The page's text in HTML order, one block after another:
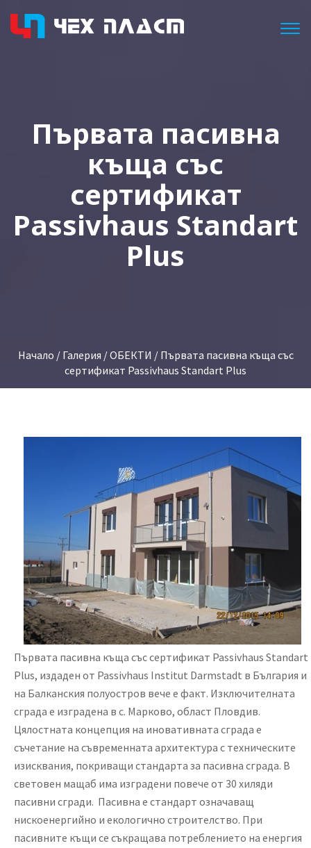
Първата пасивна
къща със
сертификат
Passivhaus Standart
Plus
Начало / Галерия /ОБЕКТИ / Първата пасивна къща със
сертификат Passivhaus Standart Plus
Първата пасивна къща със сертификат Passivhaus Standart
Plus, издаден от Passivhaus Institut Darmstadt в България и
на Балканския полуостров вече е факт. Изключителната
сграда е изградена в с. Марково, област Пловдив.
Цялостната концепция на иновативната сграда е
съчетание на съвременната архитектура с техническите
изисквания, покриващи стандарта за пасивна сграда. В
световен мащаб има изградени повече от 30 хиляди
пасивни сгради. Пасивна е стандарт означаващ
нискоенергийно и екологично строителство. При
пасивните къщи се съкращава потреблението на енергия